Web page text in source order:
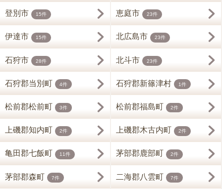
登別市 15件 恵庭市 23件
伊達市 15件 北広島市 23件
石狩市 28件 北斗市 23件
石狩郡当別町 4件 石狩郡新篠津村 1件
松前郡松前町 3件 松前郡福島町 2件
上磯郡知内町 2件 上磯郡木古内町 2件
亀田郡七飯町 11件 茅部郡鹿部町 2件
茅部郡森町 7件 二海郡八雲町 7件